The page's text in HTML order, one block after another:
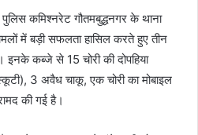
कमिश्नरेट गौतमबुद्धनगर के थाना
में बड़ी सफलता हासिल करते हुए तीन
इनके कब्जे से 15 चोरी की दोपहिया
3 अवैध चाकू, एक चोरी का मोबाइल
की गई है।